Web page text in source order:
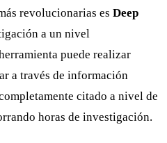
revolucionarias es Deep
a un nivel
puede realizar
a través de información
citado a nivel de
horas de investigación.